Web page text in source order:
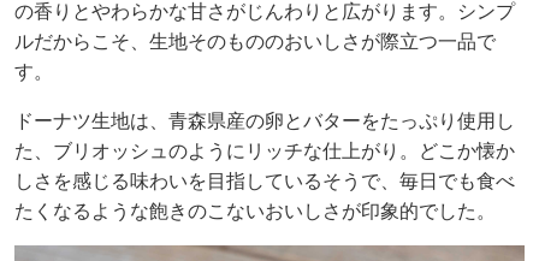
の香りとやわらかな甘さがじんわりと広がります。シンプ
ルだからこそ、生地そのもののおいしさが際立つ一品で
す。
ドーナツ生地は、青森県産の卵とバターをたっぷり使用し
た、ブリオッシュのようにリッチな仕上がり。どこか懐か
しさを感じる味わいを目指しているそうで、毎日でも食べ
たくなるような飽きのこないおいしさが印象的でした。